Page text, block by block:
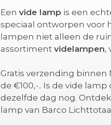
Een vide lamp is een
speciaal ontworpen voor
lampen niet alleen de
assortiment videlampen,
Gratis verzending binnen
de €100,-.. Is de vide
dezelfde dag nog.
lamp van Barco